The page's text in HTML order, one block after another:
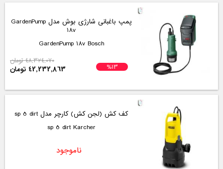
پمپ باغبانی شارژی بوش مدل GardenPump
18v
GardenPump 18v Bosch
%13
48,324,070 تومان
42,232,863 تومان
کف کش (لجن کش) کارچر مدل sp 5 dirt
sp 5 dirt Karcher
ناموجود